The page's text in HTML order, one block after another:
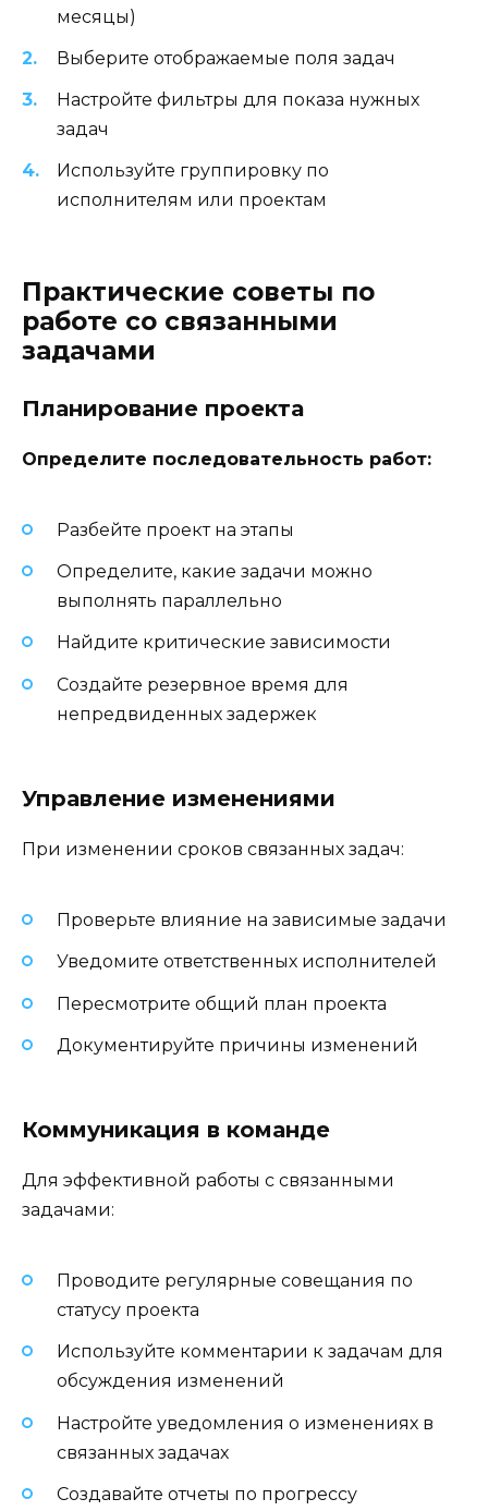
месяцы)
Выберите отображаемые поля задач
Настройте фильтры для показа нужных
задач
Используйте группировку по
исполнителям или проектам
Практические советы по
работе со связанными
задачами
Планирование проекта
Определите последовательность работ:
Разбейте проект на этапы
Определите, какие задачи можно
выполнять параллельно
Найдите критические зависимости
Создайте резервное время для
непредвиденных задержек
Управление изменениями
При изменении сроков связанных задач:
Проверьте влияние на зависимые задачи
Уведомите ответственных исполнителей
Пересмотрите общий план проекта
Документируйте причины изменений
Коммуникация в команде
Для эффективной работы с связанными
задачами:
Проводите регулярные совещания по
статусу проекта
Используйте комментарии к задачам для
обсуждения изменений
Настройте уведомления о изменениях в
связанных задачах
Создавайте отчеты по прогрессу